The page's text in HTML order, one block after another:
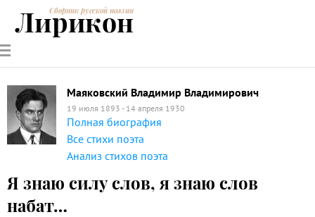
РУССКИЕ
ПОЭТЫ
СОВРЕМЕННИКИЭНЦИКЛОПЕДИЯ
ПОЭЗИИ
Сборник русской поэзии
Лирикон
Маяковский Владимир Владимирович
19 июля 1893 - 14 апреля 1930
Полная биография
Все стихи поэта
Анализ стихов поэта
Я знаю силу слов, я знаю слов
набат…